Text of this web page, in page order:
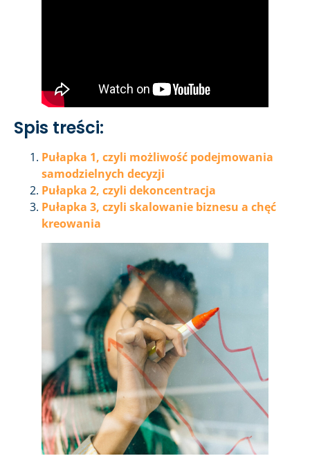
Spis treści:
Pułapka 1, czyli możliwość podejmowania
samodzielnych decyzji
Pułapka 2, czyli dekoncentracja
Pułapka 3, czyli skalowanie biznesu a chęć
kreowania